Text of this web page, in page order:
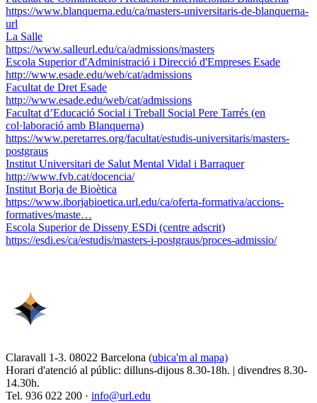
https://www.blanquerna.edu/ca/masters-universitaris-de-blanquerna-
url
La Salle
https://www.salleurl.edu/ca/admissions/masters
Escola Superior d'Administració i Direcció d'Empreses Esade
http://www.esade.edu/web/cat/admissions
Facultat de Dret Esade
http://www.esade.edu/web/cat/admissions
Facultat d’Educació Social i Treball Social Pere Tarrés (en
col·laboració amb Blanquerna)
https://www.peretarres.org/facultat/estudis-universitaris/masters-
postgraus
Institut Universitari de Salut Mental Vidal i Barraquer
http://www.fvb.cat/docencia/
Institut Borja de Bioètica
https://www.iborjabioetica.url.edu/ca/oferta-formativa/accions-
formatives/maste…
Escola Superior de Disseny ESDi (centre adscrit)
https://esdi.es/ca/estudis/masters-i-postgraus/proces-admissio/
Claravall 1-3. 08022 Barcelona (ubica'm al mapa)
Horari d'atenció al públic: dilluns-dijous 8.30-18h. | divendres 8.30-
14.30h.
Tel. 936 022 200 · info@url.edu